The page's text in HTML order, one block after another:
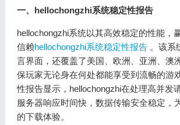
一、hellochongzhi系统稳定性报告
hellochongzhi系统以其高效稳定的性能，
信赖hellochongzhi系统稳定性报告。该系
言界面，还覆盖了美国、欧洲、亚洲、澳
保玩家无论身在何处都能享受到流畅的游
性报告显示，hellochongzhi在处理高并发
服务器响应时间快，数据传输安全稳定，
的下载体验。